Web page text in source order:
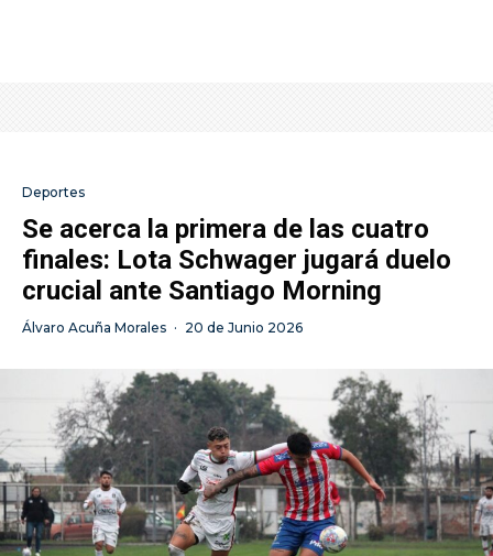
Deportes
Se acerca la primera de las cuatro
finales: Lota Schwager jugará duelo
crucial ante Santiago Morning
Álvaro Acuña Morales · 20 de Junio 2026